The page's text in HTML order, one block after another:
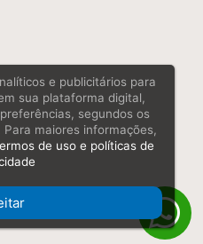
e publicitários para
sua plataforma digital,
segundos os
maiores informações,
de uso e políticas de